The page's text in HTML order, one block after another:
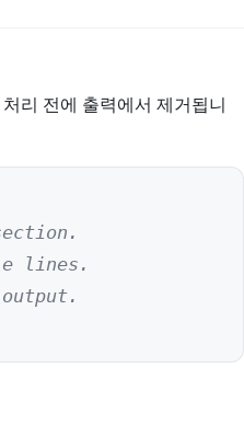
리 전에 출력에서 제거됩니
lines.